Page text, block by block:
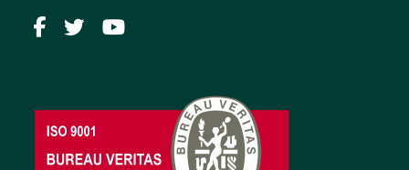
Facebook
TwitterYouTube